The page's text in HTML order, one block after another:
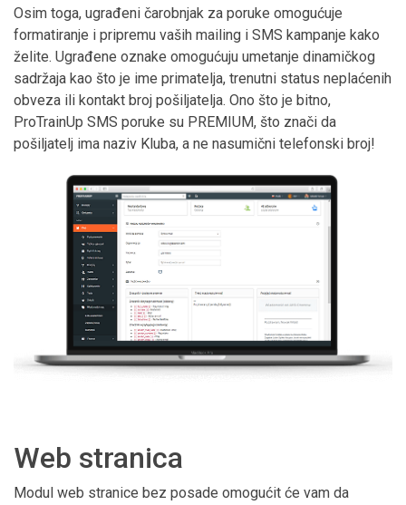
Osim toga, ugrađeni čarobnjak za poruke omogućuje
formatiranje i pripremu vaših mailing i SMS kampanje kako
želite. Ugrađene oznake omogućuju umetanje dinamičkog
sadržaja kao što je ime primatelja, trenutni status neplaćenih
obveza ili kontakt broj pošiljatelja. Ono što je bitno,
ProTrainUp SMS poruke su PREMIUM, što znači da
pošiljatelj ima naziv Kluba, a ne nasumični telefonski broj!
Web stranica
Modul web stranice bez posade omogućit će vam da